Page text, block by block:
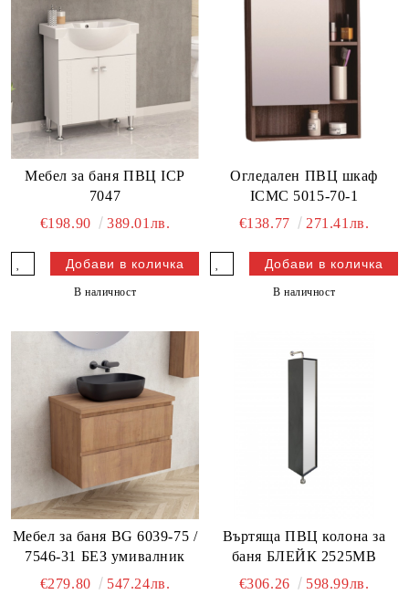
Мебел за баня ПВЦ ICP
7047
€198.90
389.01лв.
В наличност
Огледален ПВЦ шкаф
ICMC 5015-70-1
€138.77
271.41лв.
В наличност
Мебел за баня BG 6039-75 /
7546-31 БЕЗ умивалник
€279.80
547.24лв.
Въртяща ПВЦ колона за
баня БЛЕЙК 2525MB
€306.26
598.99лв.